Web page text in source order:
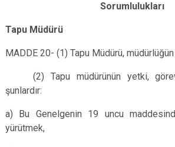
Sorumlulukları
Tapu Müdürü
MADDE 20- (1) Tapu Müdürü,
(2) Tapu müdürünün yetki,
şunlardır:
a) Bu Genelgenin 19 uncu
yürütmek,